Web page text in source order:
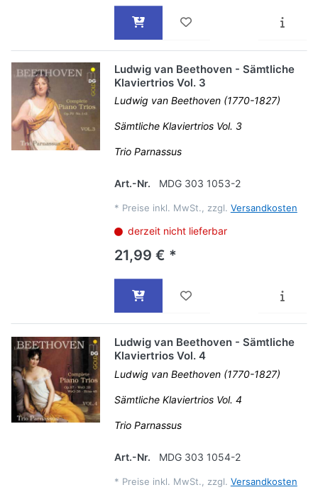
Ludwig van Beethoven - Sämtliche
Klaviertrios Vol. 3
Ludwig van Beethoven (1770-1827)
Sämtliche Klaviertrios Vol. 3
Trio Parnassus
Art.-Nr. MDG 303 1053-2
* Preise inkl. MwSt., zzgl. Versandkosten
derzeit nicht lieferbar
21,99 € *
Ludwig van Beethoven - Sämtliche
Klaviertrios Vol. 4
Ludwig van Beethoven (1770-1827)
Sämtliche Klaviertrios Vol. 4
Trio Parnassus
Art.-Nr. MDG 303 1054-2
* Preise inkl. MwSt., zzgl. Versandkosten